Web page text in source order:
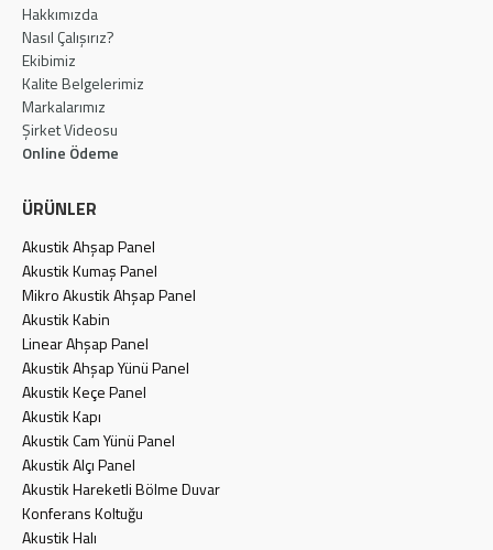
Hakkımızda
Nasıl Çalışırız?
Ekibimiz
Kalite Belgelerimiz
Markalarımız
Şirket Videosu
Online Ödeme
ÜRÜNLER
Akustik Ahşap Panel
Akustik Kumaş Panel
Mikro Akustik Ahşap Panel
Akustik Kabin
Linear Ahşap Panel
Akustik Ahşap Yünü Panel
Akustik Keçe Panel
Akustik Kapı
Akustik Cam Yünü Panel
Akustik Alçı Panel
Akustik Hareketli Bölme Duvar
Konferans Koltuğu
Akustik Halı